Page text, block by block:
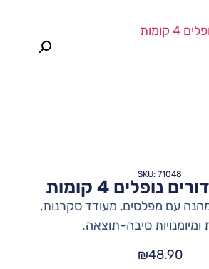
SKU: 71048
נופלים 4 קומות
עם מפלסים, מעודד סקרנות,
ומיומנויות סיבה-תוצאה.
₪48.90